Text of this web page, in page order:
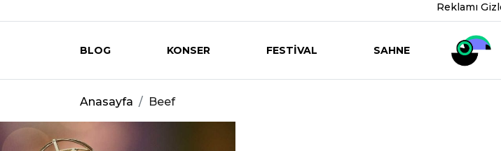
Reklamı
Eventmag
BLOG KONSER FESTİVAL SAHNE
Anasayfa Beef